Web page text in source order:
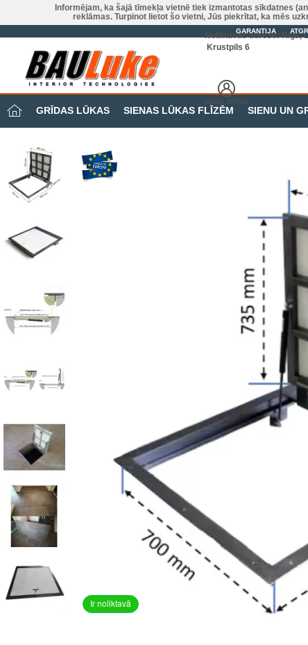
Informējam, ka šajā tīmekļa vietnē tiek izmantotas sīkdatnes
reklāmas. Turpinot lietot šo vietni, Jūs piekrītat, ka mēs
GARANTIJA
Noliktavas adrese: Riga,
Krustpils 6
MANS OFISS
GRĪDAS LŪKAS SIENAS LŪKAS FLĪZĒM SIENU UN
Ir noliktavā